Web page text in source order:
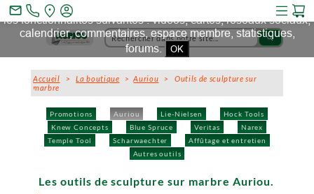
search
Promotions Auriou Lie-Nielsen
Hock Tools
Knew Concepts
Blue Spruce Veritas
Narex
Temple Tool
Scharwaechter
Affûtage et entretien
Autres outils
Accueil >La boutique >Auriou > Outils de sculpture sur
marbre
Les outils de sculpture sur marbre Auriou.
mail_outline
Ce site et des sites tiers qu'il utilise collectent des cookies pour
les fonctionnalités suivantes : vidéos, cartes, réseaux sociaux,
calendrier, commentaires, espace membre, statistiques,
forums. OK